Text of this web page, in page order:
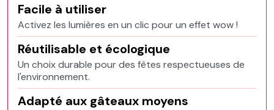
Facile à utiliser
Activez les lumières en un clic pour un effet wow !
Réutilisable et écologique
Un choix durable pour des fêtes respectueuses de
l'environnement.
Adapté aux gâteaux moyens